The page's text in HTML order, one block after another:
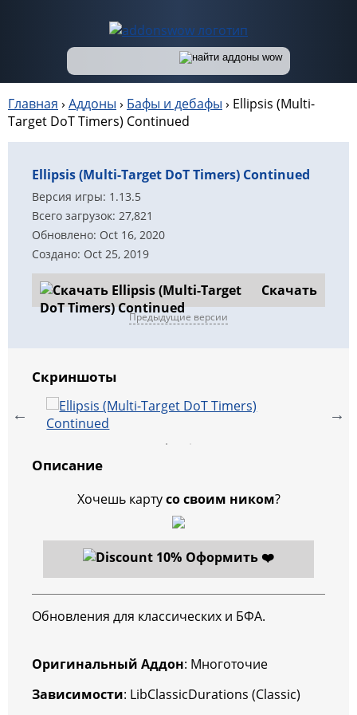
Главная › Аддоны › Бафы и дебафы › Ellipsis (Multi-
Target DoT Timers) Continued
Ellipsis (Multi-Target DoT Timers) Continued
Версия игры: 1.13.5
Всего загрузок: 27,821
Обновлено: Oct 16, 2020
Создано: Oct 25, 2019
Скачать
Предыдущие версии
Скриншоты
Описание
Хочешь картусо своим ником?
Оформить ❤️
Обновления для классических и БФА.
Оригинальный Аддон: Многоточие
Зависимости: LibClassicDurations (Classic)